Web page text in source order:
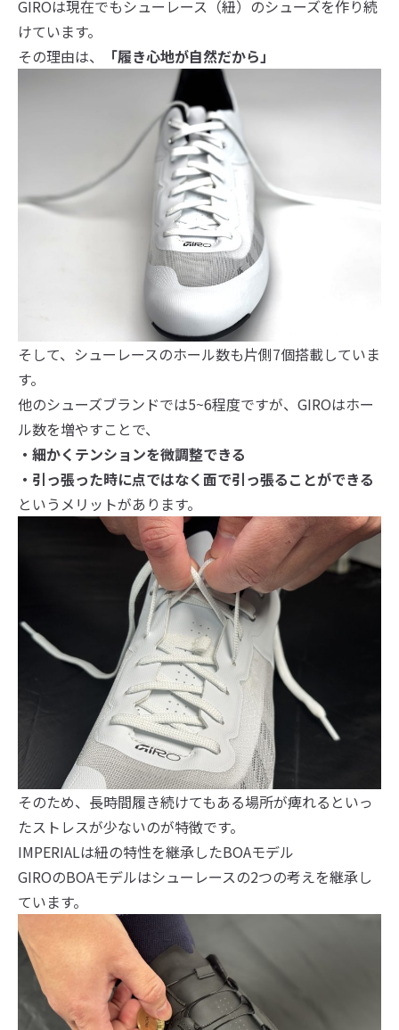
GIROは現在でもシューレース（紐）のシューズを作り続
けています。
その理由は、
「履き心地が自然だから」
そして、シューレースのホール数も片側7個搭載していま
す。
他のシューズブランドでは5~6程度ですが、GIROはホー
ル数を増やすことで、
・細かくテンションを微調整できる
・引っ張った時に点ではなく面で引っ張ることができる
というメリットがあります。
そのため、長時間履き続けてもある場所が痺れるといっ
たストレスが少ないのが特徴です。
IMPERIALは紐の特性を継承したBOAモデル
GIROのBOAモデルはシューレースの2つの考えを継承し
ています。